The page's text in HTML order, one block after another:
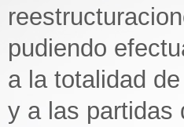
pudiendo
a la totalidad
y a las partidas